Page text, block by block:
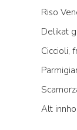
Riso
Delikat
Ciccioli,
Alt